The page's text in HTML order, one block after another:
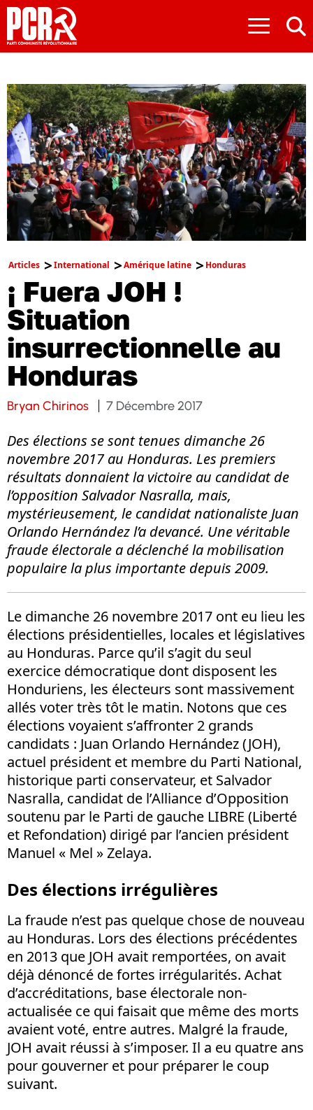
≡
Articles International Amérique latine Honduras
¡ Fuera JOH !
Situation
insurrectionnelle au
Honduras
Bryan Chirinos 7 Décembre 2017
Des élections se sont tenues dimanche 26
novembre 2017 au Honduras. Les premiers
résultats donnaient la victoire au candidat de
l’opposition Salvador Nasralla, mais,
mystérieusement, le candidat nationaliste Juan
Orlando Hernández l’a devancé. Une véritable
fraude électorale a déclenché la mobilisation
populaire la plus importante depuis 2009.
Le dimanche 26 novembre 2017 ont eu lieu les
élections présidentielles, locales et législatives
au Honduras. Parce qu’il s’agit du seul
exercice démocratique dont disposent les
Honduriens, les électeurs sont massivement
allés voter très tôt le matin. Notons que ces
élections voyaient s’affronter 2 grands
candidats : Juan Orlando Hernández (JOH),
actuel président et membre du Parti National,
historique parti conservateur, et Salvador
Nasralla, candidat de l’Alliance d’Opposition
soutenu par le Parti de gauche LIBRE (Liberté
et Refondation) dirigé par l’ancien président
Manuel « Mel » Zelaya.
Des élections irrégulières
La fraude n’est pas quelque chose de nouveau
au Honduras. Lors des élections précédentes
en 2013 que JOH avait remportées, on avait
déjà dénoncé de fortes irrégularités. Achat
d’accréditations, base électorale non-
actualisée ce qui faisait que même des morts
avaient voté, entre autres. Malgré la fraude,
JOH avait réussi à s’imposer. Il a eu quatre ans
pour gouverner et pour préparer le coup
suivant.